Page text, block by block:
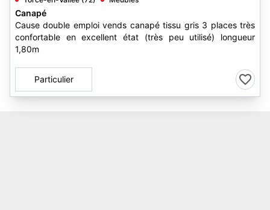
Canapé
Cause double emploi vends canapé tissu gris 3 places très
confortable en excellent état (très peu utilisé) longueur
1,80m
Particulier